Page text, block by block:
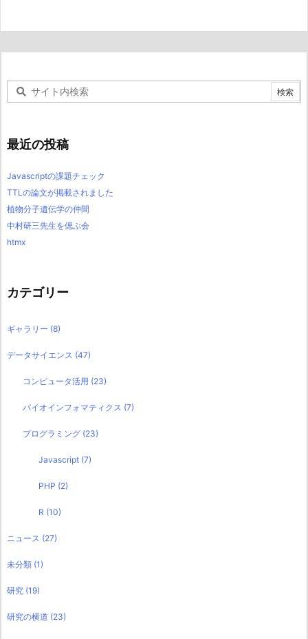
最近の投稿
Javascriptの課題チェック
TTLの論文が掲載されました
植物分子遺伝学の仲間
中村研三先生を偲ぶ会
htmx
カテゴリー
ギャラリー (8)
データサイエンス (47)
コンピュータ活用 (23)
バイオインフォマティクス (7)
プログラミング (23)
Javascript (7)
PHP (2)
R (10)
ニュース (27)
未分類 (1)
研究 (19)
研究の横道 (23)